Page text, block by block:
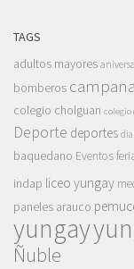
TAGS
adultos mayores
bomberos
colegio cholguan colegio
Deporte deportes
baquedano Eventos
indap liceo yungay
paneles arauco
yungay
Ñuble